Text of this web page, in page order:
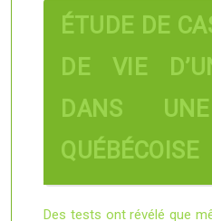
ÉTUDE DE
DE VIE
DANS
QUÉBÉCOISE
Des tests ont révélé que